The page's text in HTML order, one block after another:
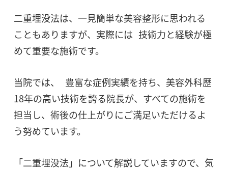
二重埋没法は、一見簡単な美容整形に思われる
こともありますが、実際には 技術力と経験が極
めて重要な施術です。
当院では、 豊富な症例実績を持ち、美容外科歴
18年の高い技術を誇る院長が、すべての施術を
担当し、術後の仕上がりにご満足いただけるよ
う努めています。
「二重埋没法」について解説していますので、気